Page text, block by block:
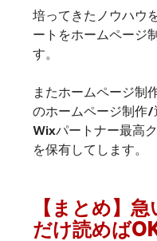
培ってきたノウハウ
ートをホームページ
す。
またホームページ制
のホームページ制作/
Wixパートナー最高
を保有してします。
【まとめ】
だけ読めば